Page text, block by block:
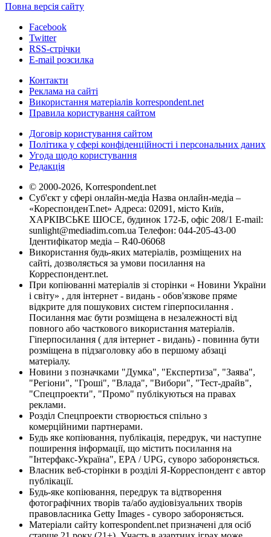
Повна версія сайту
Facebook
Twitter
RSS-стрічки
E-mail розсилка
Контакти
Реклама на сайті
Використання матеріалів korrespondent.net
Правила користування сайтом
Договір користування сайтом
Політика у сфері конфіденційності і персональних даних
Угода щодо користування
Редакція
© 2000-2026, Korrespondent.net
Суб'єкт у сфері онлайн-медіа Назва онлайн-медіа –
«КореспонденТ.net» Адреса: 02091, місто Київ,
ХАРКІВСЬКЕ ШОСЕ, будинок 172-Б, офіс 208/1 E-mail:
sunlight@mediadim.com.ua Телефон: 044-205-43-00
Ідентифікатор медіа – R40-06068
Використання будь-яких матеріалів, розміщених на
сайті, дозволяється за умови посилання на
Корреспондент.net.
При копіюванні матеріалів зі сторінки « Новини України
і світу» , для інтернет - видань - обов'язкове пряме
відкрите для пошукових систем гіперпосилання .
Посилання має бути розміщена в незалежності від
повного або часткового використання матеріалів.
Гіперпосилання ( для інтернет - видань) - повинна бути
розміщена в підзаголовку або в першому абзаці
матеріалу.
Новини з позначками "Думка", "Експертиза", "Заява",
"Регіони", "Гроші", "Влада", "Вибори", "Тест-драйв",
"Спецпроекти", "Промо" публікуються на правах
реклами.
Розділ Спецпроекти створюється спільно з
комерційними партнерами.
Будь яке копіювання, публікація, передрук, чи наступне
поширення інформації, що містить посилання на
"Інтерфакс-Україна", EPA / UPG, суворо забороняється.
Власник веб-сторінки в розділі Я-Корреспондент є автор
публікації.
Будь-яке копіювання, передрук та відтворення
фотографічних творів та/або аудіовізуальних творів
правовласника Getty Images - суворо забороняється.
Матеріали сайту korrespondent.net призначені для осіб